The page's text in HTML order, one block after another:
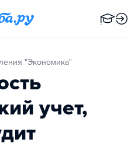
"Экономика"
учет,